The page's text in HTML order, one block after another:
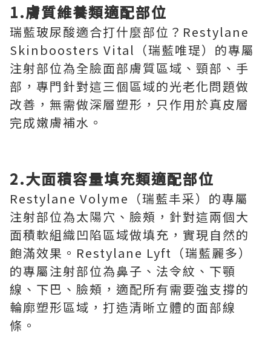
1.膚質維養類適配部位
瑞藍玻尿酸適合打什麼部位？Restylane
Skinboosters Vital（瑞藍唯瑅）的專屬
注射部位為全臉面部膚質區域、頸部、手
部，專門針對這三個區域的光老化問題做
改善，無需做深層塑形，只作用於真皮層
完成嫩膚補水。
2.大面積容量填充類適配部位
Restylane Volyme（瑞藍丰采）的專屬
注射部位為太陽穴、臉頰，針對這兩個大
面積軟組織凹陷區域做填充，實現自然的
飽滿效果。Restylane Lyft（瑞藍麗多）
的專屬注射部位為鼻子、法令紋、下顎
線、下巴、臉頰，適配所有需要強支撐的
輪廓塑形區域，打造清晰立體的面部線
條。